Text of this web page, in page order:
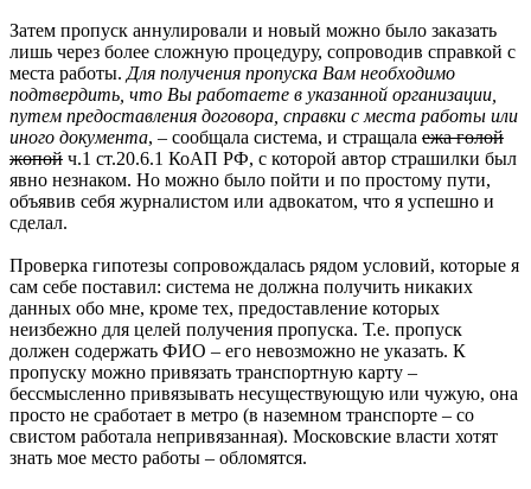
Затем пропуск аннулировали и новый можно было заказать
лишь через более сложную процедуру, сопроводив справкой с
места работы. Для получения пропуска Вам необходимо
подтвердить, что Вы работаете в указанной организации,
путем предоставления договора, справки с места работы или
иного документа, – сообщала система, и стращала ежа голой
жопой ч.1 ст.20.6.1 КоАП РФ, с которой автор страшилки был
явно незнаком. Но можно было пойти и по простому пути,
объявив себя журналистом или адвокатом, что я успешно и
сделал.
Проверка гипотезы сопровождалась рядом условий, которые я
сам себе поставил: система не должна получить никаких
данных обо мне, кроме тех, предоставление которых
неизбежно для целей получения пропуска. Т.е. пропуск
должен содержать ФИО – его невозможно не указать. К
пропуску можно привязать транспортную карту –
бессмысленно привязывать несуществующую или чужую, она
просто не сработает в метро (в наземном транспорте – со
свистом работала непривязанная). Московские власти хотят
знать мое место работы – обломятся.